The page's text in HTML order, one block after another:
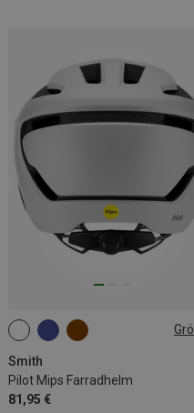
Smith
Pilot Mips Farradhelm
81,95 €
51-55CM